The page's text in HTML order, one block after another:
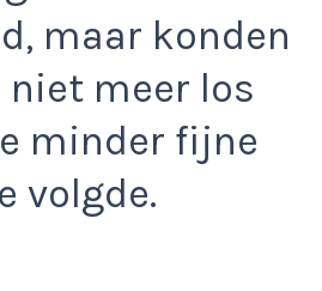
maar konden
niet meer los
minder fijne
volgde.